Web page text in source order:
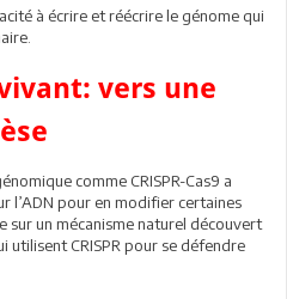
à écrire et réécrire le génome qui
vers une
comme CRISPR-Cas9 a
l’ADN pour en modifier certaines
sur un mécanisme naturel découvert
utilisent CRISPR pour se défendre